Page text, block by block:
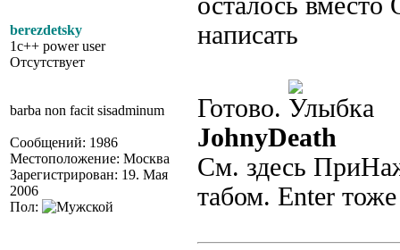
berezdetsky
1c++ power user
Отсутствует
barba non facit sisadminum
Сообщений: 1986
Местоположение: Москва
Зарегистрирован: 19. Мая
2006
Пол:
написать
Готово.
JohnyDeath
См. здесь
табом. Enter